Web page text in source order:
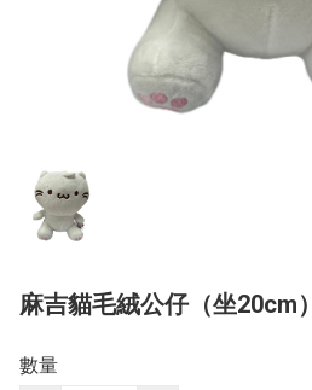
麻吉貓毛絨公仔（坐20cm）
數量